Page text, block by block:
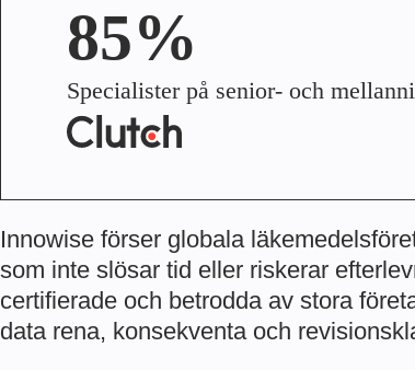
85%
Specialister på senior- och
Innowise förser globala
som inte slösar tid eller riskerar
certifierade och betrodda av stora
data rena, konsekventa och